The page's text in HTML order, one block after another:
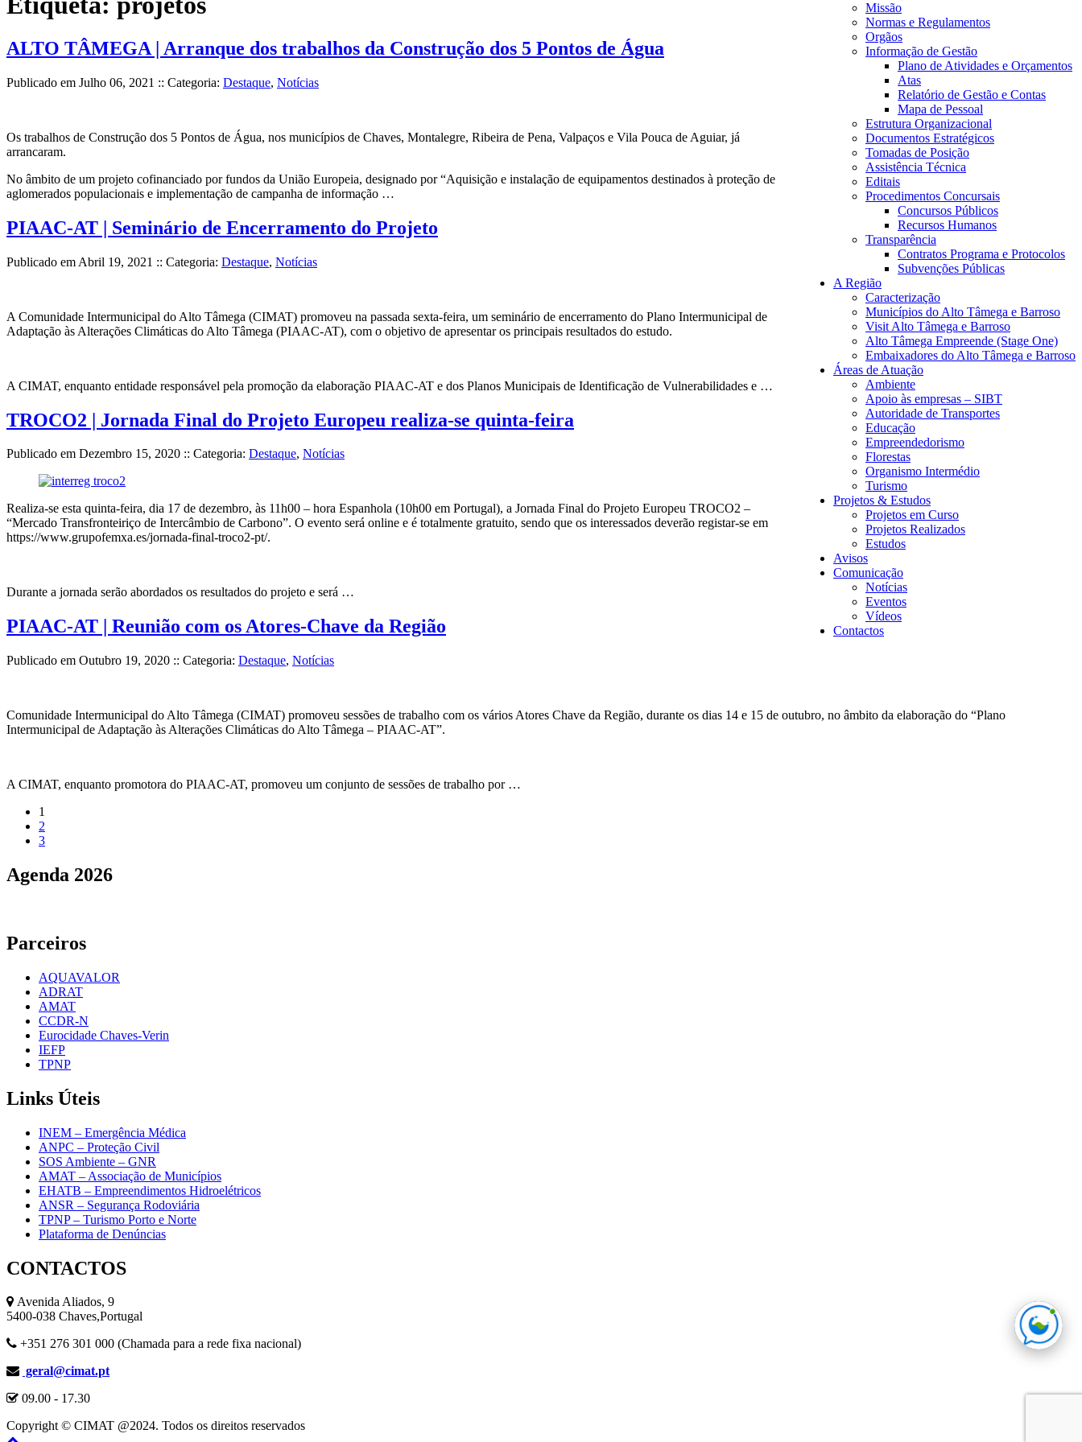
Missão
Normas e Regulamentos
Orgãos
Informação de Gestão
Plano de Atividades e Orçamentos
Atas
Relatório de Gestão e Contas
Mapa de Pessoal
Estrutura Organizacional
Documentos Estratégicos
Tomadas de Posição
Assistência Técnica
Editais
Procedimentos Concursais
Concursos Públicos
Recursos Humanos
Transparência
Contratos Programa e Protocolos
Subvenções Públicas
A Região
Caracterização
Municípios do Alto Tâmega e Barroso
Visit Alto Tâmega e Barroso
Alto Tâmega Empreende (Stage One)
Embaixadores do Alto Tâmega e Barroso
Áreas de Atuação
Ambiente
Apoio às empresas – SIBT
Autoridade de Transportes
Educação
Empreendedorismo
Florestas
Organismo Intermédio
Turismo
Projetos & Estudos
Projetos em Curso
Projetos Realizados
Estudos
Avisos
Comunicação
Notícias
Eventos
Vídeos
Contactos
ALTO TÂMEGA | Arranque dos trabalhos da Construção dos 5 Pontos de Água
Publicado em Julho 06, 2021 :: Categoria: Destaque, Notícias
Os trabalhos de Construção dos 5 Pontos de Água, nos municípios de Chaves, Montalegre, Ribeira de Pena, Valpaços e Vila Pouca de Aguiar, já
arrancaram.
No âmbito de um projeto cofinanciado por fundos da União Europeia, designado por “Aquisição e instalação de equipamentos destinados à proteção de
aglomerados populacionais e implementação de campanha de informação …
PIAAC-AT | Seminário de Encerramento do Projeto
Publicado em Abril 19, 2021 :: Categoria: Destaque, Notícias
A Comunidade Intermunicipal do Alto Tâmega (CIMAT) promoveu na passada sexta-feira, um seminário de encerramento do Plano Intermunicipal de
Adaptação às Alterações Climáticas do Alto Tâmega (PIAAC-AT), com o objetivo de apresentar os principais resultados do estudo.
A CIMAT, enquanto entidade responsável pela promoção da elaboração PIAAC-AT e dos Planos Municipais de Identificação de Vulnerabilidades e …
TROCO2 | Jornada Final do Projeto Europeu realiza-se quinta-feira
Publicado em Dezembro 15, 2020 :: Categoria: Destaque, Notícias
Realiza-se esta quinta-feira, dia 17 de dezembro, às 11h00 – hora Espanhola (10h00 em Portugal), a Jornada Final do Projeto Europeu TROCO2 –
“Mercado Transfronteiriço de Intercâmbio de Carbono”. O evento será online e é totalmente gratuito, sendo que os interessados deverão registar-se em
https://www.grupofemxa.es/jornada-final-troco2-pt/.
Durante a jornada serão abordados os resultados do projeto e será …
PIAAC-AT | Reunião com os Atores-Chave da Região
Publicado em Outubro 19, 2020 :: Categoria: Destaque, Notícias
Comunidade Intermunicipal do Alto Tâmega (CIMAT) promoveu sessões de trabalho com os vários Atores Chave da Região, durante os dias 14 e 15 de outubro, no âmbito da elaboração do “Plano
Intermunicipal de Adaptação às Alterações Climáticas do Alto Tâmega – PIAAC-AT”.
A CIMAT, enquanto promotora do PIAAC-AT, promoveu um conjunto de sessões de trabalho por …
1
2
3
Agenda 2026
Parceiros
AQUAVALOR
ADRAT
AMAT
CCDR-N
Eurocidade Chaves-Verin
IEFP
TPNP
Links Úteis
INEM – Emergência Médica
ANPC – Proteção Civil
SOS Ambiente – GNR
AMAT – Associação de Municípios
EHATB – Empreendimentos Hidroelétricos
ANSR – Segurança Rodoviária
TPNP – Turismo Porto e Norte
Plataforma de Denúncias
CONTACTOS
Avenida Aliados, 9
5400-038 Chaves,Portugal
+351 276 301 000 (Chamada para a rede fixa nacional)
geral@cimat.pt
09.00 - 17.30
Copyright © CIMAT @2024. Todos os direitos reservados